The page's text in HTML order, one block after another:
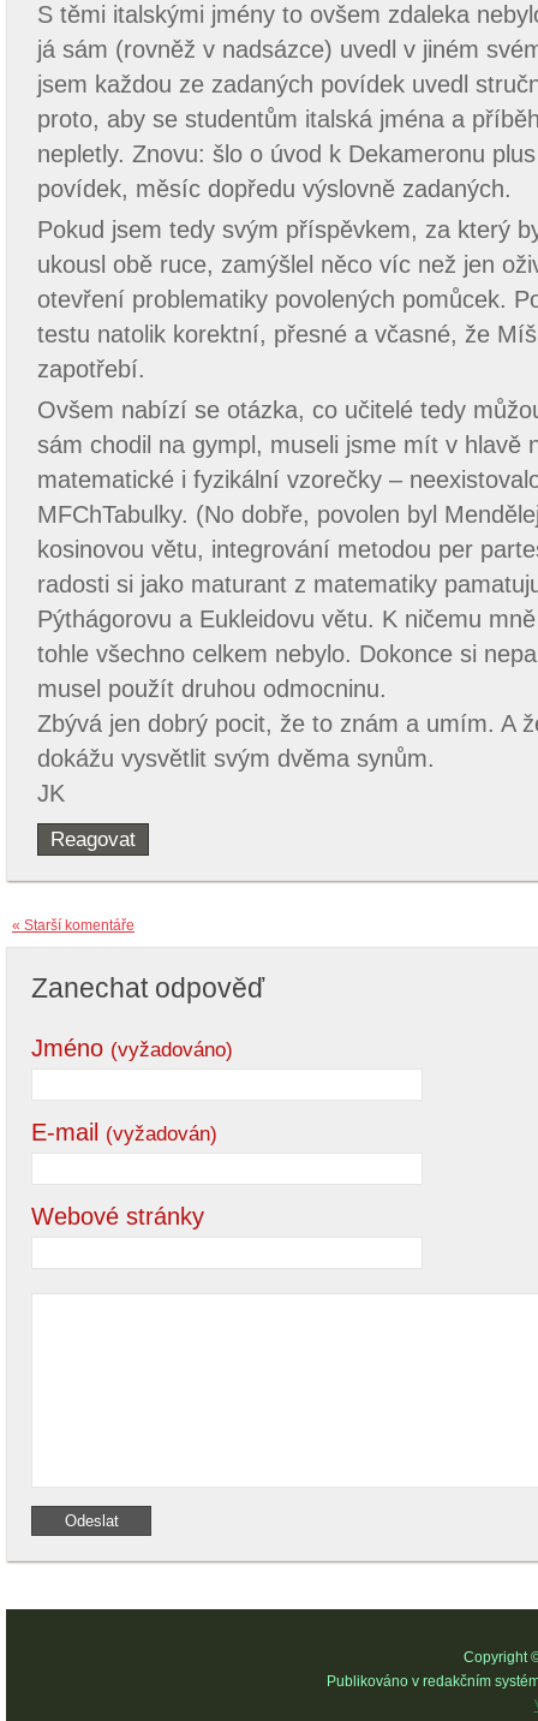
S těmi italskými jmény to ovšem zdaleka
já sám (rovněž v nadsázce) uvedl v jiném
jsem každou ze zadaných povídek uvedl
proto, aby se studentům italská jména a
nepletly. Znovu: šlo o úvod k Dekameronu
povídek, měsíc dopředu výslovně zadaných.
Pokud jsem tedy svým příspěvkem, za který
ukousl obě ruce, zamýšlel něco víc než jen
otevření problematiky povolených pomůcek.
testu natolik korektní, přesné a včasné, že
zapotřebí.
Ovšem nabízí se otázka, co učitelé tedy
sám chodil na gympl, museli jsme mít v hlavě
matematické i fyzikální vzorečky –
MFChTabulky. (No dobře, povolen byl
kosinovou větu, integrování metodou per
radosti si jako maturant z matematiky
Pýthágorovu a Eukleidovu větu. K ničemu
tohle všechno celkem nebylo. Dokonce si
musel použít druhou odmocninu.
Zbývá jen dobrý pocit, že to znám a umím. A
dokážu vysvětlit svým dvěma synům.
JK
Reagovat
« Starší komentáře
Zanechat odpověď
Jméno (vyžadováno)
E-mail (vyžadován)
Webové stránky
Copyright
Publikováno v redakčním